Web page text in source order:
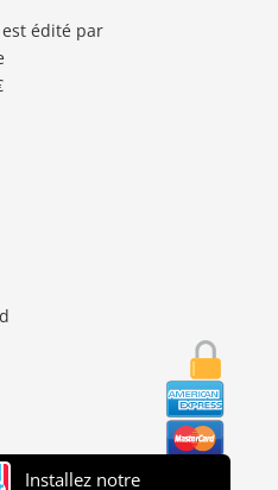
édité par
Installez notre